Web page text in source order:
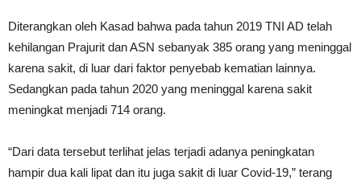
Diterangkan oleh Kasad bahwa pada tahun 2019 TNI AD telah
kehilangan Prajurit dan ASN sebanyak 385 orang yang meninggal
karena sakit, di luar dari faktor penyebab kematian lainnya.
Sedangkan pada tahun 2020 yang meninggal karena sakit
meningkat menjadi 714 orang.
“Dari data tersebut terlihat jelas terjadi adanya peningkatan
hampir dua kali lipat dan itu juga sakit di luar Covid-19,” terang